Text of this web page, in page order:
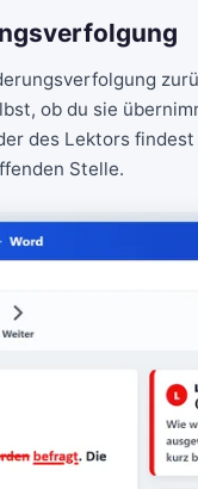
ob du sie
des Lektors findest
Stelle.